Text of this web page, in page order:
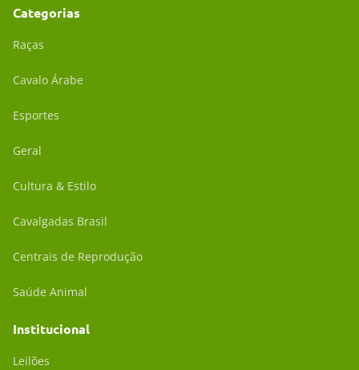
Categorias
Raças
Cavalo Árabe
Esportes
Geral
Cultura & Estilo
Cavalgadas Brasil
Centrais de Reprodução
Saúde Animal
Institucional
Leilões